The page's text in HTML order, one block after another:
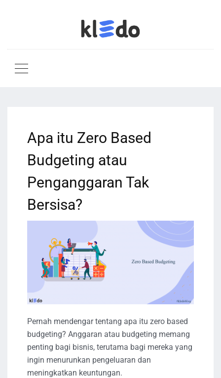
Apa itu Zero Based
Budgeting atau
Penganggaran Tak
Bersisa?
Pernah mendengar tentang apa itu zero based
budgeting? Anggaran atau budgeting memang
penting bagi bisnis, terutama bagi mereka yang
ingin menurunkan pengeluaran dan
meningkatkan keuntungan.